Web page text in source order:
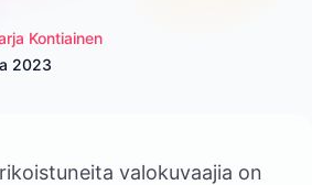
Kontiainen
2023
valokuvaajia on